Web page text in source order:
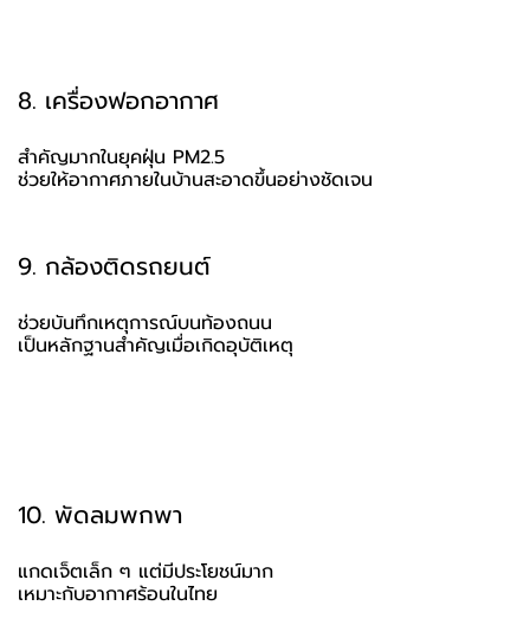
8. เครื่องฟอกอากาศ
สำคัญมากในยุคฝุ่น PM2.5
ช่วยให้อากาศภายในบ้านสะอาดขึ้นอย่างชัดเจน
9. กล้องติดรถยนต์
ช่วยบันทึกเหตุการณ์บนท้องถนน
เป็นหลักฐานสำคัญเมื่อเกิดอุบัติเหตุ
10. พัดลมพกพา
แกดเจ็ตเล็ก ๆ แต่มีประโยชน์มาก
เหมาะกับอากาศร้อนในไทย